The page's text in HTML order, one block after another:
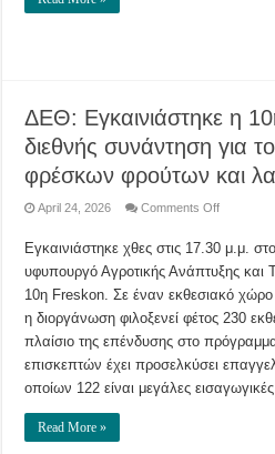
ΔΕΘ: Εγκαινιάστηκε η
διεθνής συνάντηση για
φρέσκων φρούτων και
April 24, 2026 Comments Offon
η
10η
Freskon
Η
διεθνής
για
τον
κλάδο
φρέσκων
Εγκαινιάστηκε χθες στις 17.30 μ.μ.
υφυπουργό Αγροτικής Ανάπτυξης και
10η Freskon. Σε έναν εκθεσιακό
η διοργάνωση φιλοξενεί φέτος 230
πλαίσιο της επένδυσης στο
επισκεπτών έχει προσελκύσει
οποίων 122 είναι μεγάλες
Read More »